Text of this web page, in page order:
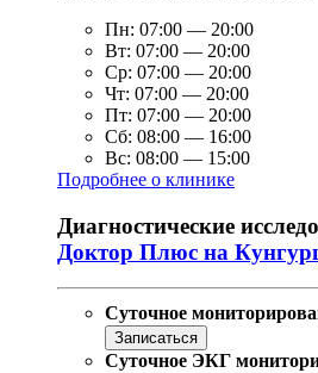
Пн: 07:00 — 20:00
Вт: 07:00 — 20:00
Ср: 07:00 — 20:00
Чт: 07:00 — 20:00
Пт: 07:00 — 20:00
Сб: 08:00 — 16:00
Вс: 08:00 — 15:00
Подробнее о клинике
Диагностические
Доктор Плюс на
Суточное
Записаться
Суточное ЭКГ